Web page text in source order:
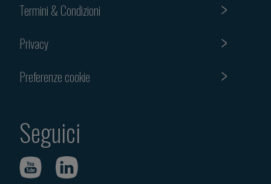
Termini & Condizioni
Privacy
Preferenze cookie
Seguici